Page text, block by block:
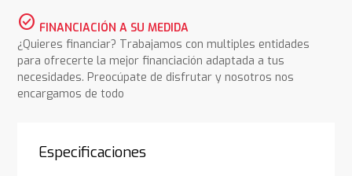
check_circle FINANCIACIÓN A SU MEDIDA
¿Quieres financiar? Trabajamos con multiples entidades
para ofrecerte la mejor financiación adaptada a tus
necesidades. Preocúpate de disfrutar y nosotros nos
encargamos de todo
Especificaciones